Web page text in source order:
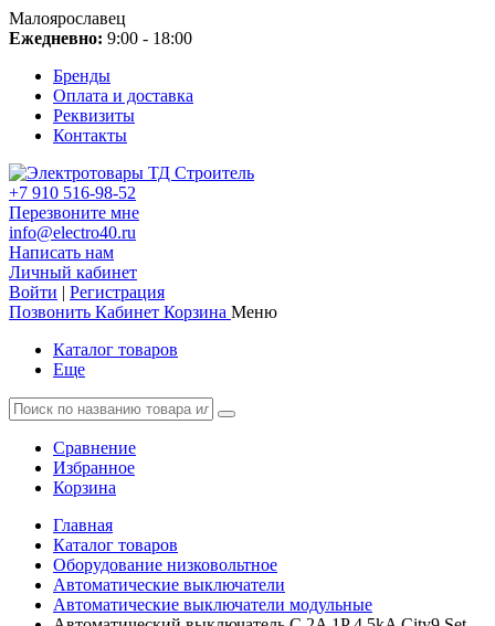
Малоярославец
Ежедневно: 9:00 - 18:00
Бренды
Оплата и доставка
Реквизиты
Контакты
+7 910 516-98-52
Перезвоните мне
info@electro40.ru
Написать нам
Личный кабинет
Войти | Регистрация
Позвонить Кабинет Корзина Меню
Каталог товаров
Еще
Сравнение
Избранное
Корзина
Главная
Каталог товаров
Оборудование низковольтное
Автоматические выключатели
Автоматические выключатели модульные